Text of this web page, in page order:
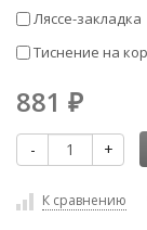
Ляссе-закладка
Тиснение на
881 ₽
- +
К сравнению